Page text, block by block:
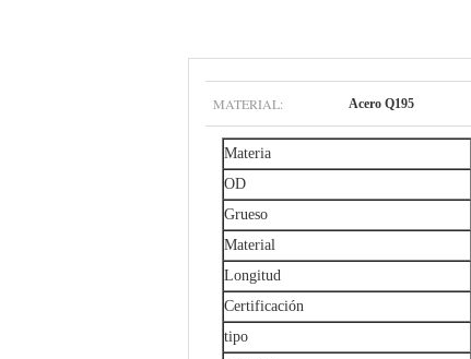
MATERIAL: Acero Q195
Materia
OD
Grueso
Material
Longitud
Certificación
tipo